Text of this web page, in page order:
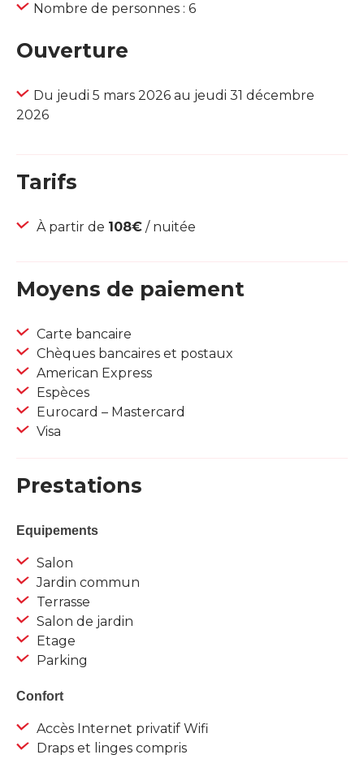
Nombre de personnes : 6
Ouverture
Du jeudi 5 mars 2026 au jeudi 31 décembre
2026
Tarifs
À partir de 108€ / nuitée
Moyens de paiement
Carte bancaire
Chèques bancaires et postaux
American Express
Espèces
Eurocard – Mastercard
Visa
Prestations
Equipements
Salon
Jardin commun
Terrasse
Salon de jardin
Etage
Parking
Confort
Accès Internet privatif Wifi
Draps et linges compris